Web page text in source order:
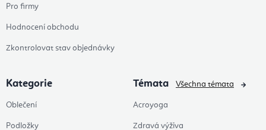
Pro firmy
Hodnocení obchodu
Zkontrolovat stav objednávky
Kategorie
Oblečení
Podložky
Témata
Acroyoga
Zdravá výživa
Všechna témata